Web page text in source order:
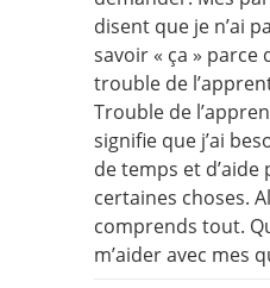
disent que je n’ai
savoir « ça » parce
trouble de
Trouble de
signifie que j’ai
de temps et d’aide
certaines choses.
comprends tout.
m’aider avec mes